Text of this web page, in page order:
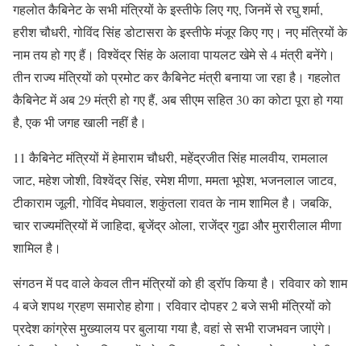
गहलोत कैबिनेट के सभी मंत्रियों के इस्तीफे लिए गए, जिनमें से रघु शर्मा,
हरीश चौधरी, गोविंद सिंह डोटासरा के इस्तीफे मंजूर किए गए। नए मंत्रियों के
नाम तय हो गए हैं। विश्वेंद्र सिंह के अलावा पायलट खेमे से 4 मंत्री बनेंगे।
तीन राज्य मंत्रियों को प्रमोट कर कैबिनेट मंत्री बनाया जा रहा है। गहलाेत
कैबिनेट में अब 29 मंत्री हो गए हैं, अब सीएम सहित 30 का कोटा पूरा हो गया
है, एक भी जगह खाली नहीं है।
11 कैबिनेट मंत्रियों में हेमाराम चौधरी, महेंद्रजीत सिंह मालवीय, रामलाल
जाट, महेश जोशी, विश्वेंद्र सिंह, रमेश मीणा, ममता भूपेश, भजनलाल जाटव,
टीकाराम जूली, गोविंद मेघवाल, शकुंतला रावत के नाम शामिल है। जबकि,
चार राज्यमंत्रियों में जाहिदा, बृजेंद्र ओला, राजेंद्र गुढा और मुरारीलाल मीणा
शामिल है।
संगठन में पद वाले केवल तीन मंत्रियों को ही ड्रॉप किया है। रविवार को शाम
4 बजे शपथ ग्रहण समारोह होगा। रविवार दोपहर 2 बजे सभी मंत्रियों को
प्रदेश कांग्रेस मुख्यालय पर बुलाया गया है, वहां से सभी राजभवन जाएंगे।